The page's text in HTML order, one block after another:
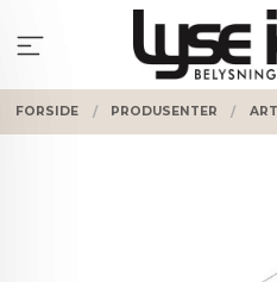
innholdet
FORSIDE PRODUSENTER